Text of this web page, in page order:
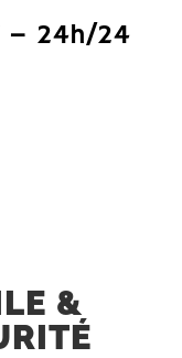
– 24h/24
&